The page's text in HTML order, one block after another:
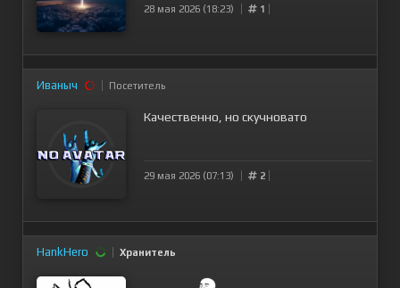
28 мая 2026 (18:23) 1
Иваныч Посетитель
Качественно, но скучновато
29 мая 2026 (07:13) 2
HankHero Хранитель